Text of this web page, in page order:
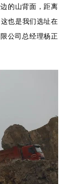
的山背面，距离
也是我们选址在
公司总经理杨正